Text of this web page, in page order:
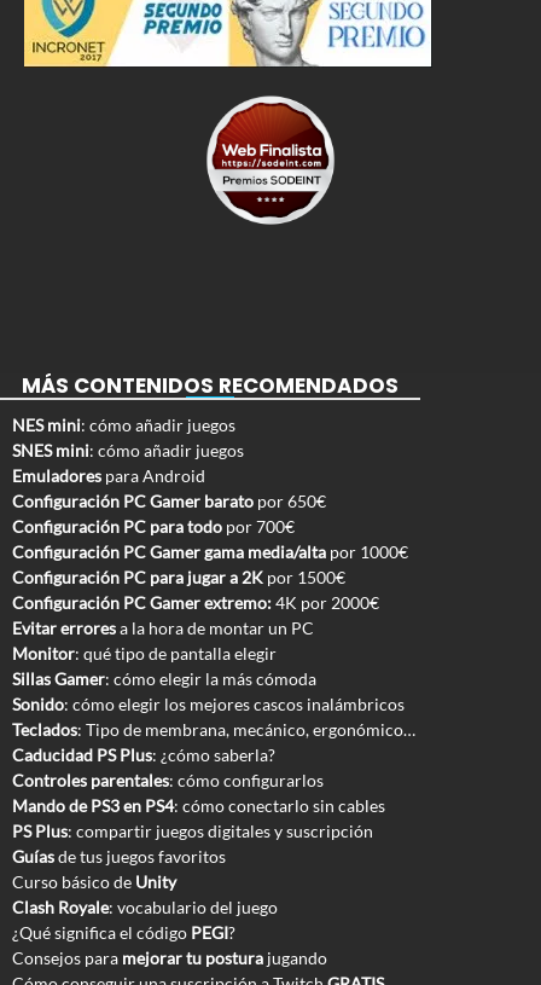
MÁS CONTENIDOS RECOMENDADOS
NES mini: cómo añadir juegos
SNES mini: cómo añadir juegos
Emuladores para Android
Configuración PC Gamer barato por 650€
Configuración PC para todo por 700€
Configuración PC Gamer gama media/alta por 1000€
Configuración PC para jugar a 2K por 1500€
Configuración PC Gamer extremo:4K por 2000€
Evitar erroresa la hora de montar un PC
Monitor: qué tipo de pantalla elegir
Sillas Gamer: cómo elegir la más cómoda
Sonido: cómo elegir los mejores cascos inalámbricos
Teclados: Tipo de membrana, mecánico, ergonómico…
Caducidad PS Plus: ¿cómo saberla?
Controles parentales: cómo configurarlos
Mando de PS3 en PS4: cómo conectarlo sin cables
PS Plus: compartir juegos digitales y suscripción
Guíasde tus juegos favoritos
Curso básico de Unity
Clash Royale: vocabulario del juego
¿Qué significa el código PEGI?
Consejos para mejorar tu postura jugando